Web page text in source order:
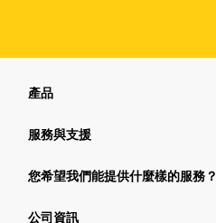
產品
服務與支援
您希望我們能提供什麼樣的服務？
公司資訊